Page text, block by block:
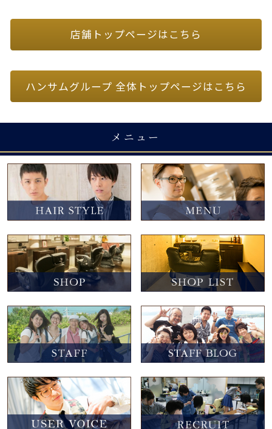
店舗トップページはこちら
ハンサムグループ 全体トップページはこちら
メニュー